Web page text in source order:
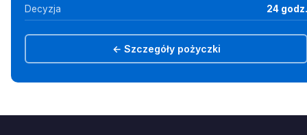
Decyzja 24 godz.
← Szczegóły pożyczki